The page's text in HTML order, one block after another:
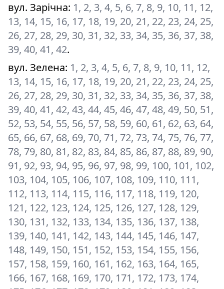
вул. Зарічна: 1, 2, 3, 4, 5, 6, 7, 8, 9, 10, 11, 12,
13, 14, 15, 16, 17, 18, 19, 20, 21, 22, 23, 24, 25,
26, 27, 28, 29, 30, 31, 32, 33, 34, 35, 36, 37, 38,
39, 40, 41, 42.
вул. Зелена: 1, 2, 3, 4, 5, 6, 7, 8, 9, 10, 11, 12,
13, 14, 15, 16, 17, 18, 19, 20, 21, 22, 23, 24, 25,
26, 27, 28, 29, 30, 31, 32, 33, 34, 35, 36, 37, 38,
39, 40, 41, 42, 43, 44, 45, 46, 47, 48, 49, 50, 51,
52, 53, 54, 55, 56, 57, 58, 59, 60, 61, 62, 63, 64,
65, 66, 67, 68, 69, 70, 71, 72, 73, 74, 75, 76, 77,
78, 79, 80, 81, 82, 83, 84, 85, 86, 87, 88, 89, 90,
91, 92, 93, 94, 95, 96, 97, 98, 99, 100, 101, 102,
103, 104, 105, 106, 107, 108, 109, 110, 111,
112, 113, 114, 115, 116, 117, 118, 119, 120,
121, 122, 123, 124, 125, 126, 127, 128, 129,
130, 131, 132, 133, 134, 135, 136, 137, 138,
139, 140, 141, 142, 143, 144, 145, 146, 147,
148, 149, 150, 151, 152, 153, 154, 155, 156,
157, 158, 159, 160, 161, 162, 163, 164, 165,
166, 167, 168, 169, 170, 171, 172, 173, 174,